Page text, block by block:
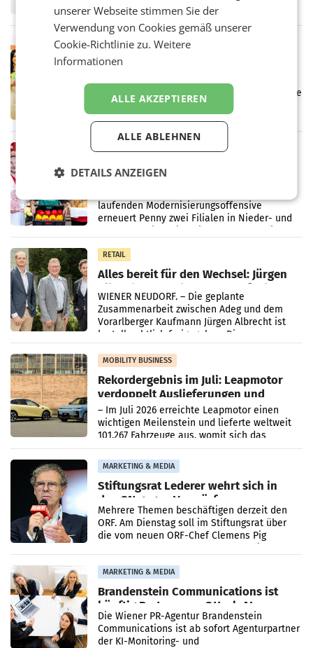
Frühjahr dank Kostensenkungen operativ
Markterwartung deutlich übertroffen.
RETAIL
Eine Bühne für Zirkularität: ARA und
Über den gesamten August hinweg rücken die
Altstoff Recycling Austria AG (ARA) und der
Handelskonzern Müller die Initiative
„Kreislauf-Helden“ in allen österreichischen
Müller-Filialen
Penny modernisiert zwei Filialen in
laufenden Modernisierungsoffensive
erneuert Penny zwei Filialen in Nieder- und
RETAIL
Alles bereit für den Wechsel: Jürgen
Albrecht setzt ab 1.1.2027 auf Adeg
WIENER NEUDORF. – Die geplante
Zusammenarbeit zwischen Adeg und dem
Vorarlberger Kaufmann Jürgen Albrecht ist
kartellrechtlich freigegeben: Die
Bundeswettbewerbsbehörde und der
Bundeskartellanwalt
MOBILITY BUSINESS
Rekordergebnis im Juli: Leapmotor
verdoppelt Auslieferungen und
überschreitet die 100.000er-Marke
– Im Juli 2026 erreichte Leapmotor einen
wichtigen Meilenstein und lieferte weltweit
101.267 Fahrzeuge aus, womit sich das
Ergebnis gegenüber Juli 2025 mehr als
verdoppelte (+102
MARKETING & MEDIA
Stiftungsrat Lederer wehrt sich in
den SN gegen Vorwürfe
Mehrere Themen beschäftigen derzeit den
ORF. Am Dienstag soll im Stiftungsrat über
die vom neuen ORF-Chef Clemens Pig
MARKETING & MEDIA
Brandenstein Communications ist
künftig Partner von OtterlyAI
Die Wiener PR-Agentur Brandenstein
Communications ist ab sofort Agenturpartner
der KI-Monitoring- und
unserer Webseite stimmen Sie der
Verwendung von Cookies gemäß unserer
Cookie-Richtlinie zu.Weitere
Informationen
ALLE AKZEPTIEREN
ALLE ABLEHNEN
DETAILS ANZEIGEN